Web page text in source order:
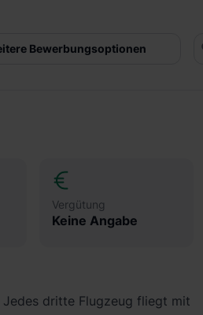
Bewerbungsoptionen
Vergütung
Keine Angabe
dritte Flugzeug fliegt mit